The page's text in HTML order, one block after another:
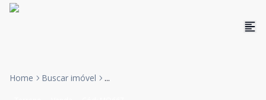
Home Buscar imóvel ...